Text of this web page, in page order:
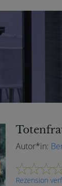
Autor*in:
Rezension